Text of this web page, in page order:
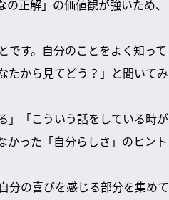
正解」の価値観が強いため、
です。自分のことをよく知って
たから見てどう？」と聞いてみ
」「こういう話をしている時が
かった「自分らしさ」のヒント
分の喜びを感じる部分を集めて